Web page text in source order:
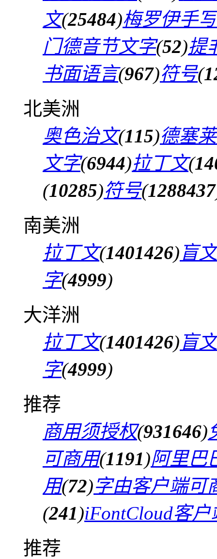
文(25484)梅罗伊手
门德音节文字(52)提
书面语言(967)符号(
北美洲
奥色治文(115)德塞
文字(6944)拉丁文(
(10285)符号(1288437
南美洲
拉丁文(1401426)盲文
字(4999)
大洋洲
拉丁文(1401426)盲文
字(4999)
推荐
商用须授权(931646)
可商用(1191)阿里巴
用(72)字由客户端可
(241)iFontCloud客
推荐